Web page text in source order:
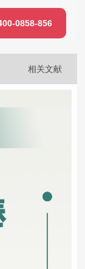
0858-856
相关文献